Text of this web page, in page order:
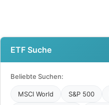
ETF Suche
Beliebte Suchen:
MSCI World S&P 500